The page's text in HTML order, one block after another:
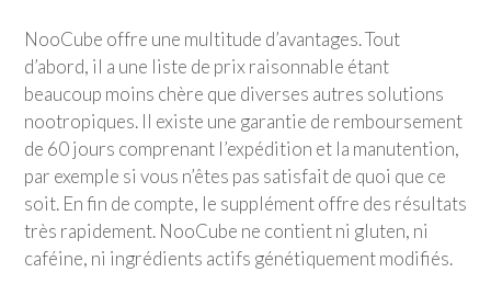
NooCube offre une multitude d’avantages. Tout
d’abord, il a une liste de prix raisonnable étant
beaucoup moins chère que diverses autres solutions
nootropiques. Il existe une garantie de remboursement
de 60 jours comprenant l’expédition et la manutention,
par exemple si vous n’êtes pas satisfait de quoi que ce
soit. En fin de compte, le supplément offre des résultats
très rapidement. NooCube ne contient ni gluten, ni
caféine, ni ingrédients actifs génétiquement modifiés.